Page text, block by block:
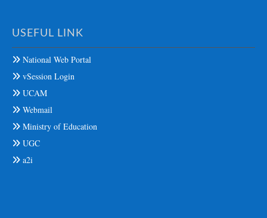
USEFUL LINK
National Web Portal
vSession Login
UCAM
Webmail
Ministry of Education
UGC
a2i